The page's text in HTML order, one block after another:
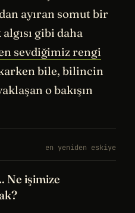
ayıran somut bir
gibi daha
sevdiğimiz rengi
bile, bilincin
o bakışın
en yeniden eskiye
Ne işimize